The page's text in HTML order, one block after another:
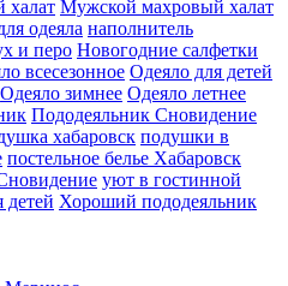
халат Мужской махровый халат
одеяла наполнитель
и перо Новогодние салфетки
всесезонное Одеяло для детей
Одеяло зимнее Одеяло летнее
Пододеяльник Сновидение
хабаровск подушки в
постельное белье Хабаровск
уют в гостинной
детей Хороший пододеяльник